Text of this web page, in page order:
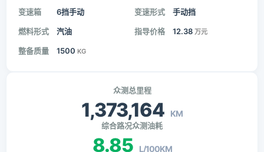
变速箱 6挡手动 变速形式 手动挡
燃料形式 汽油 指导价格 12.38 万元
整备质量 1500 KG
众测总里程
1,373,164 KM
综合路况众测油耗
8.85 L/100KM